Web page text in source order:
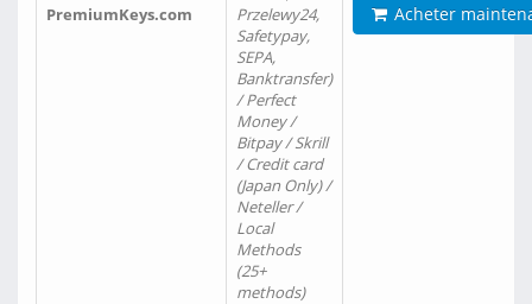
PremiumKeys.com
Przelewy24,
Safetypay,
SEPA,
Banktransfer)
/ Perfect
Money /
Bitpay / Skrill
/ Credit card
(Japan Only) /
Neteller /
Local
Methods
(25+
methods)
Acheter